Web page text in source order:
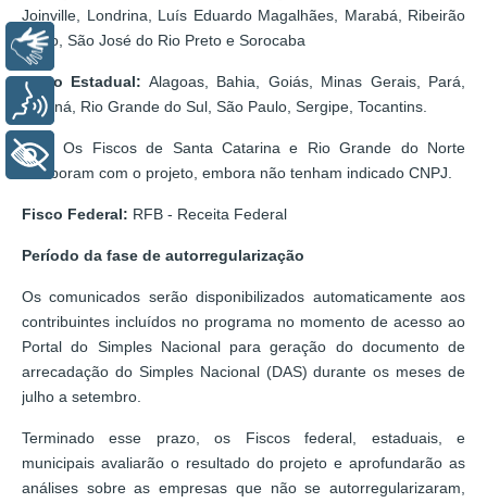
Joinville, Londrina, Luís Eduardo Magalhães, Marabá, Ribeirão
Preto, São José do Rio Preto e Sorocaba
Fisco Estadual: Alagoas, Bahia, Goiás, Minas Gerais, Pará,
Paraná, Rio Grande do Sul, São Paulo, Sergipe, Tocantins.
Obs: Os Fiscos de Santa Catarina e Rio Grande do Norte
colaboram com o projeto, embora não tenham indicado CNPJ.
Fisco Federal: RFB - Receita Federal
Período da fase de autorregularização
Os comunicados serão disponibilizados automaticamente aos
contribuintes incluídos no programa no momento de acesso ao
Portal do Simples Nacional para geração do documento de
arrecadação do Simples Nacional (DAS) durante os meses de
julho a setembro.
Terminado esse prazo, os Fiscos federal, estaduais, e
municipais avaliarão o resultado do projeto e aprofundarão as
análises sobre as empresas que não se autorregularizaram,
Libras
Voz
+ Acessibilidade